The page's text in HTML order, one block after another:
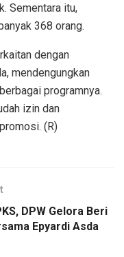
Sementara itu,
368 orang.
dengan
mendengungkan
programnya.
izin dan
(R)
DPW Gelora Beri
Epyardi Asda